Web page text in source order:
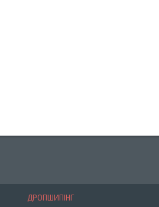
ДРОПШИПІНГ